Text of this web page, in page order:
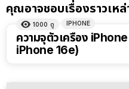
คุณอาจชอบเรื่องราวเหล่
1000 ดู IPHONE
ความจุตัวเครื่อง
iPhone 16e)